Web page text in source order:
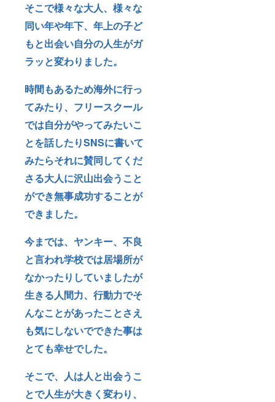
そこで様々な大人、様々な
同い年や年下、年上の子ど
もと出会い自分の人生がガ
ラッと変わりました。
時間もあるため海外に行っ
てみたり、フリースクール
では自分がやってみたいこ
とを話したりSNSに書いて
みたらそれに賛同してくだ
さる大人に沢山出会うこと
ができ無事成功することが
できました。
今までは、ヤンキー、不良
と言われ学校では居場所が
なかったりしていましたが
生きる人間力、行動力でそ
んなことがあったことさえ
も気にしないでできた事は
とても幸せでした。
そこで、人は人と出会うこ
とで人生が大きく変わり、